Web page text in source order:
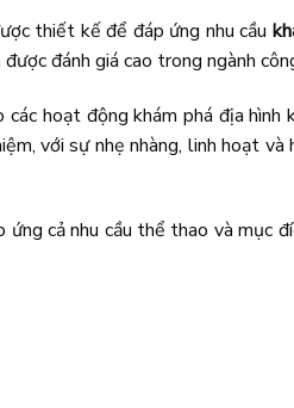
thiết kế để đáp ứng nhu cầu
đánh giá cao trong ngành
hoạt động khám phá địa hình
với sự nhẹ nhàng, linh hoạt
cả nhu cầu thể thao và mục